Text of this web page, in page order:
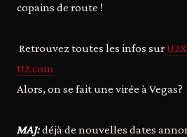
copains de route !
Retrouvez toutes les infos sur
U2.com
Alors, on se fait une virée à Vegas?
MAJ:déjà de nouvelles dates